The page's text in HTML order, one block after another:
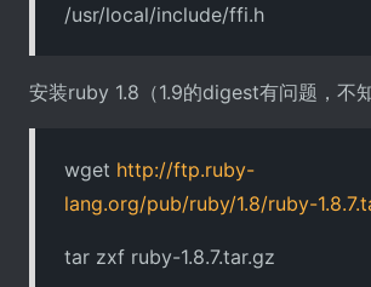
/usr/local/include/ffi.h
安装ruby 1.8（1.9的digest有问题，不知
wget http://ftp.ruby-
lang.org/pub/ruby/1.8/ruby-
tar zxf ruby-1.8.7.tar.gz